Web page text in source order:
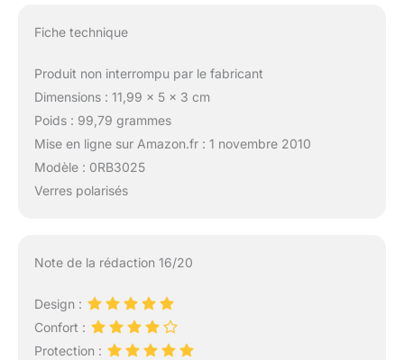
Fiche technique
Produit non interrompu par le fabricant
Dimensions : 11,99 x 5 x 3 cm
Poids : 99,79 grammes
Mise en ligne sur Amazon.fr : 1 novembre 2010
Modèle : 0RB3025
Verres polarisés
Note de la rédaction 16/20
Design :
Confort :
Protection :